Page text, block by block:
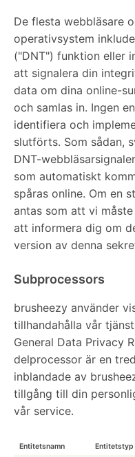
De flesta webbläsare
operativsystem
("DNT") funktion eller
att signalera din
data om dina online-
och samlas in. Ingen
identifiera och
slutförts. Som sådan,
DNT-
som automatiskt
spåras online. Om en
antas som att vi
att informera dig om
version av denna
Subprocessors
brusheezy använder
tillhandahålla vår
General Data Privacy
delprocessor är en
inblandade av
tillgång till din
vår service.
Entitetsnamn Entitetstyp